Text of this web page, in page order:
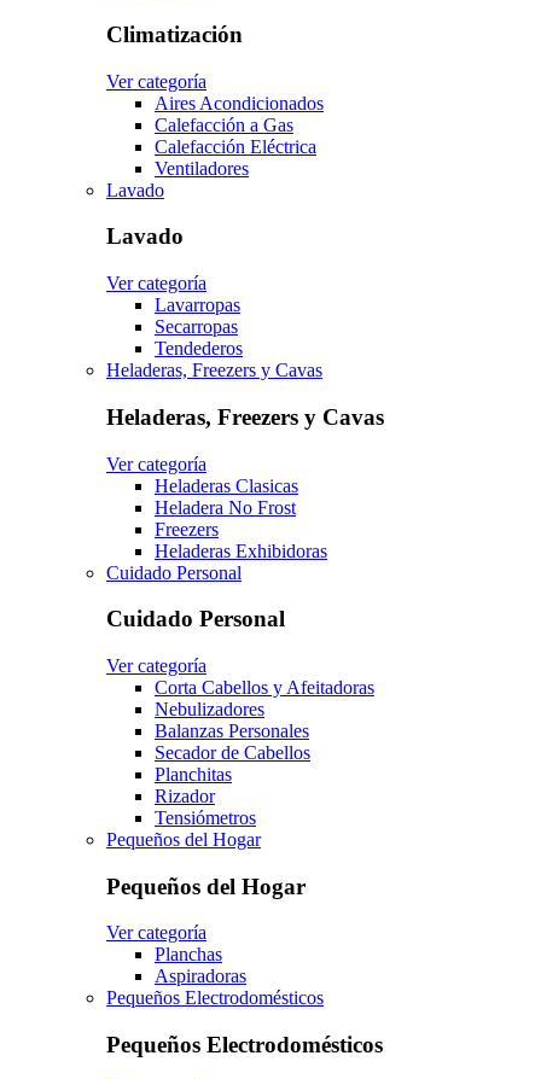
Climatización
Ver categoría
Aires Acondicionados
Calefacción a Gas
Calefacción Eléctrica
Ventiladores
Lavado
Lavado
Ver categoría
Lavarropas
Secarropas
Tendederos
Heladeras, Freezers y Cavas
Heladeras, Freezers y Cavas
Ver categoría
Heladeras Clasicas
Heladera No Frost
Freezers
Heladeras Exhibidoras
Cuidado Personal
Cuidado Personal
Ver categoría
Corta Cabellos y Afeitadoras
Nebulizadores
Balanzas Personales
Secador de Cabellos
Planchitas
Rizador
Tensiómetros
Pequeños del Hogar
Pequeños del Hogar
Ver categoría
Planchas
Aspiradoras
Pequeños Electrodomésticos
Pequeños Electrodomésticos